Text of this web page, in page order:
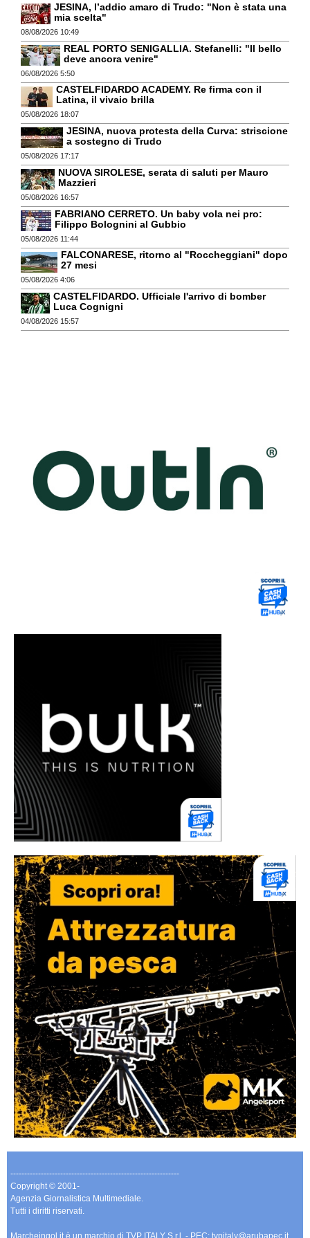
JESINA, l’addio amaro di Trudo: "Non è stata una
mia scelta"
08/08/2026 10:49
REAL PORTO SENIGALLIA. Stefanelli: "Il bello
deve ancora venire"
06/08/2026 5:50
CASTELFIDARDO ACADEMY. Re firma con il
Latina, il vivaio brilla
05/08/2026 18:07
JESINA, nuova protesta della Curva: striscione
a sostegno di Trudo
05/08/2026 17:17
NUOVA SIROLESE, serata di saluti per Mauro
Mazzieri
05/08/2026 16:57
FABRIANO CERRETO. Un baby vola nei pro:
Filippo Bolognini al Gubbio
05/08/2026 11:44
FALCONARESE, ritorno al "Roccheggiani" dopo
27 mesi
05/08/2026 4:06
CASTELFIDARDO. Ufficiale l'arrivo di bomber
Luca Cognigni
04/08/2026 15:57
-------------------------------------------------------------
Copyright © 2001-
Agenzia Giornalistica Multimediale.
Tutti i diritti riservati.